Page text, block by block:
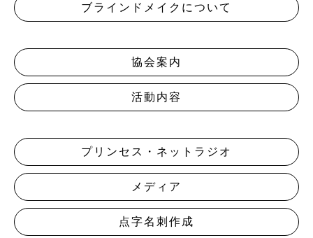
ブラインドメイクについて
協会案内
活動内容
プリンセス・ネットラジオ
メディア
点字名刺作成